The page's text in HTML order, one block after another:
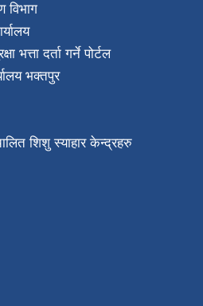
विभाग
भत्ता दर्ता गर्ने पोर्टल
भक्तपुर
शिशु स्याहार केन्द्रहरु